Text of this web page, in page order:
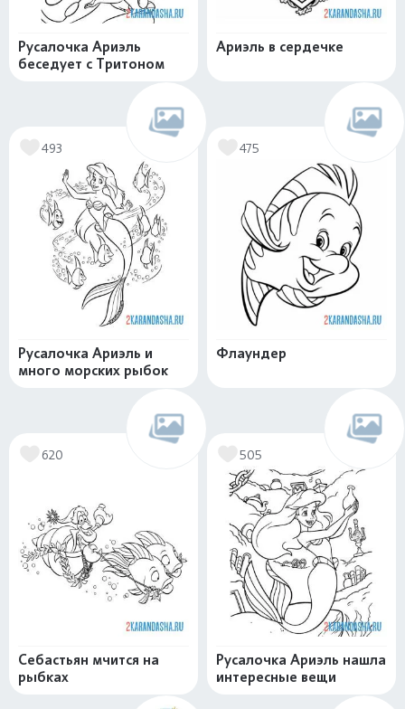
Русалочка Ариэль
беседует с Тритоном
Ариэль в сердечке
493
Русалочка Ариэль и
много морских рыбок
475
Флаундер
620
Себастьян мчится на
рыбках
505
Русалочка Ариэль нашла
интересные вещи